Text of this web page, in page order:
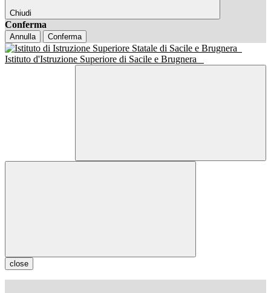
Chiudi
Conferma
Annulla Conferma
Istituto d'Istruzione Superiore di Sacile e Brugnera
close